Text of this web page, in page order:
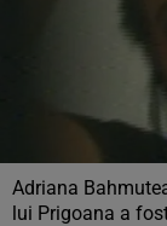
Adriana
lui Prigoana a